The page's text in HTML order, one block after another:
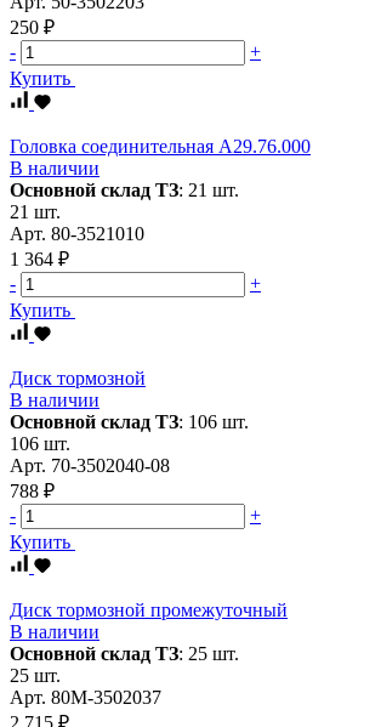
250 ₽
-
+
Купить
Головка соединительная А29.76.000
В наличии
Основной склад ТЗ: 21 шт.
21 шт.
Арт. 80-3521010
1 364 ₽
-
+
Купить
Диск тормозной
В наличии
Основной склад ТЗ: 106 шт.
106 шт.
Арт. 70-3502040-08
788 ₽
-
+
Купить
Диск тормозной промежуточный
В наличии
Основной склад ТЗ: 25 шт.
25 шт.
Арт. 80М-3502037
2 715 ₽